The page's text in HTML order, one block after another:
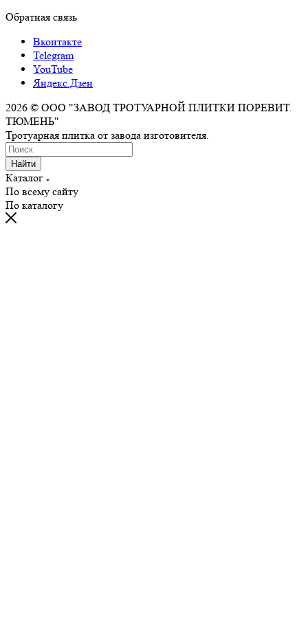
Обратная связь
Вконтакте
Telegram
YouTube
Яндекс.Дзен
2026 © ООО "ЗАВОД ТРОТУАРНОЙ ПЛИТКИ ПОРЕВИТ.
ТЮМЕНЬ"
Тротуарная плитка от завода изготовителя.
Найти
Каталог
По всему сайту
По каталогу